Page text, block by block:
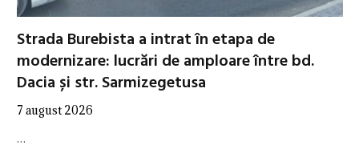
Strada Burebista a intrat în etapa de
modernizare: lucrări de amploare între bd.
Dacia și str. Sarmizegetusa
7 august 2026
…